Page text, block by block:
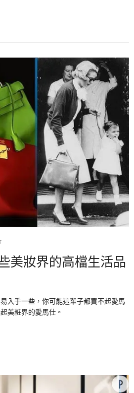
美妝界的高檔生活品
入手一些，你可能這輩子都買不起愛馬
美粧界的愛馬仕。